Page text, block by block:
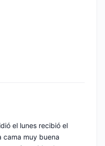
el lunes recibió el
cama muy buena